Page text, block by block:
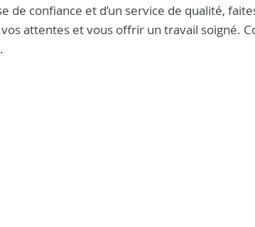
de confiance et d’un service de qualité,
attentes et vous offrir un travail soigné.